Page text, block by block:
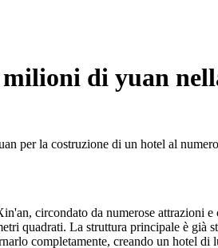
di yuan
per la costruzione di un hotel al
circondato da numerose attrazioni
quadrati. La struttura principale è già
completamente, creando un hotel